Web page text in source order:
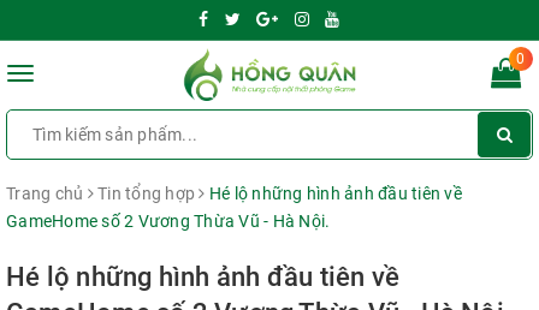
Toggle
0
Trang chủ Tin tổng hợp
Hé lộ những hình ảnh đầu tiên về
GameHome số 2 Vương Thừa Vũ - Hà Nội.
Hé lộ những hình ảnh đầu tiên về